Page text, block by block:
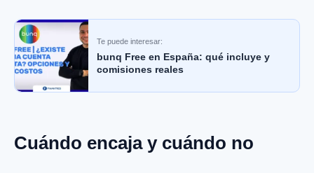
Te puede interesar:
bunq Free en España: qué incluye y
comisiones reales
Cuándo encaja y cuándo no